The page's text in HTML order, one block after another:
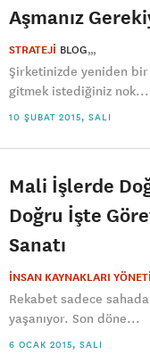
Aşmanız
STRATEJİ BLOG
Şirketinizde yeniden bir
gitmek istediğiniz nok...
10 ŞUBAT 2015, SALI
Mali İşlerde
Doğru İşte
Sanatı
İNSAN KAYNAKLARI
Rekabet sadece
yaşanıyor. Son döne...
6 OCAK 2015, SALI